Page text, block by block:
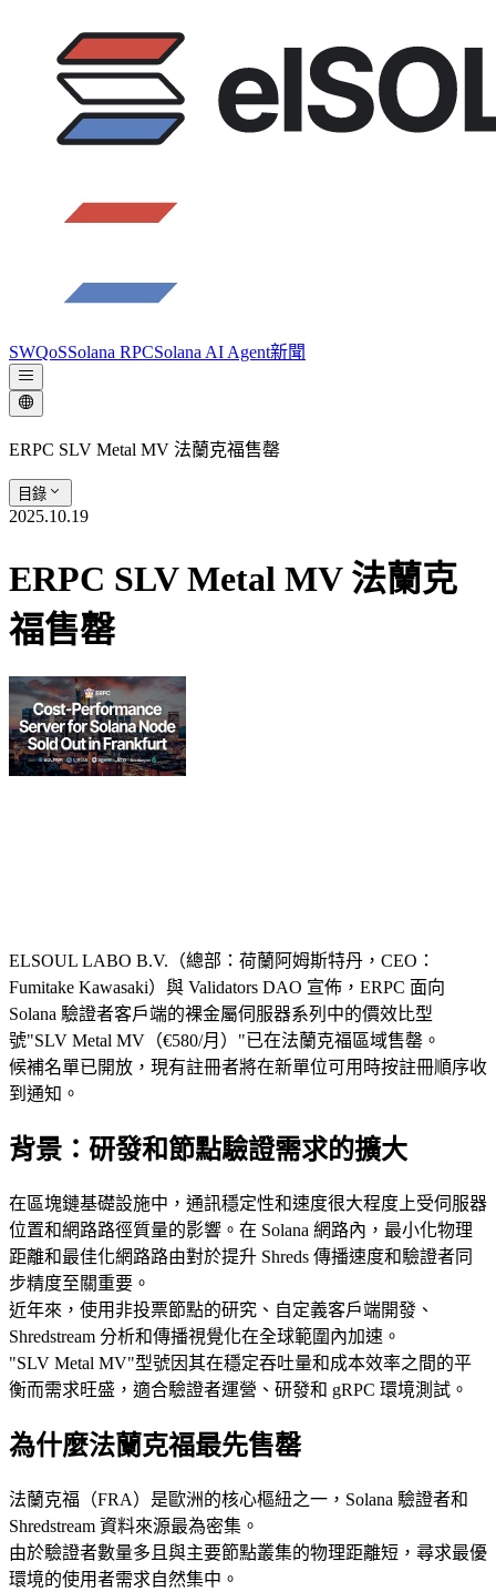
SWQoSSolana RPCSolana AI Agent新聞
ERPC SLV Metal MV 法蘭克福售罄
目錄
2025.10.19
ERPC SLV Metal MV 法蘭克
福售罄
ELSOUL LABO B.V.（總部：荷蘭阿姆斯特丹，CEO：
Fumitake Kawasaki）與 Validators DAO 宣佈，ERPC 面向
Solana 驗證者客戶端的裸金屬伺服器系列中的價效比型
號"SLV Metal MV（€580/月）"已在法蘭克福區域售罄。
候補名單已開放，現有註冊者將在新單位可用時按註冊順序收
到通知。
背景：研發和節點驗證需求的擴大
在區塊鏈基礎設施中，通訊穩定性和速度很大程度上受伺服器
位置和網路路徑質量的影響。在 Solana 網路內，最小化物理
距離和最佳化網路路由對於提升 Shreds 傳播速度和驗證者同
步精度至關重要。
近年來，使用非投票節點的研究、自定義客戶端開發、
Shredstream 分析和傳播視覺化在全球範圍內加速。
"SLV Metal MV"型號因其在穩定吞吐量和成本效率之間的平
衡而需求旺盛，適合驗證者運營、研發和 gRPC 環境測試。
為什麼法蘭克福最先售罄
法蘭克福（FRA）是歐洲的核心樞紐之一，Solana 驗證者和
Shredstream 資料來源最為密集。
由於驗證者數量多且與主要節點叢集的物理距離短，尋求最優
環境的使用者需求自然集中。